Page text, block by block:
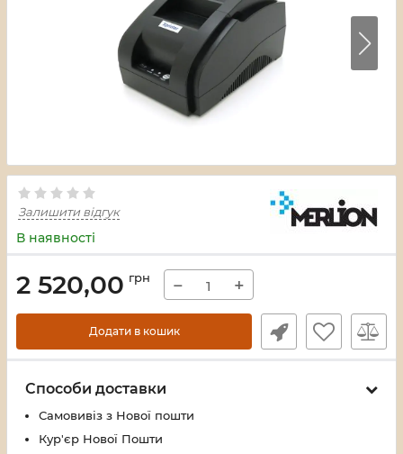
Залишити відгук
В наявності
2 520,00 грн − +
Додати в кошик
Способи доставки
Самовивіз з Нової пошти
Кур'єр Нової Пошти